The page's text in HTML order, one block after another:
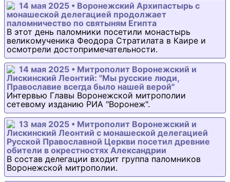
14 мая 2025 • Воронежский Архипастырь с
монашеской делегацией продолжает
паломничество по святыням Египта
В этот день паломники посетили монастырь
великомученика Феодора Стратилата в Каире и
осмотрели достопримечательности.
14 мая 2025 • Митрополит Воронежский и
Лискинский Леонтий: "Мы русские люди,
Православие всегда было нашей верой"
Интервью Главы Воронежской митрополии
сетевому изданию РИА "Воронеж".
13 мая 2025 • Митрополит Воронежский и
Лискинский Леонтий с монашеской делегацией
Русской Православной Церкви посетил древние
обители в окрестностях Александрии
В состав делегации входит группа паломников
Воронежской митрополии.